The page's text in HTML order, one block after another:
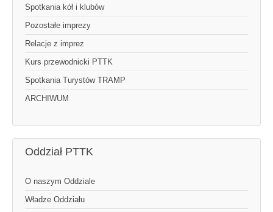
Spotkania kół i klubów
Pozostałe imprezy
Relacje z imprez
Kurs przewodnicki PTTK
Spotkania Turystów TRAMP
ARCHIWUM
Oddział PTTK
O naszym Oddziale
Władze Oddziału